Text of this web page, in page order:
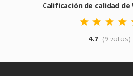
Calificación de calidad de
4.7 (9 votos)